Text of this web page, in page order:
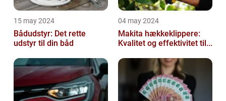
15 may 2024
Bådudstyr: Det rette
udstyr til din båd
04 may 2024
Makita hækkeklippere:
Kvalitet og effektivitet til...